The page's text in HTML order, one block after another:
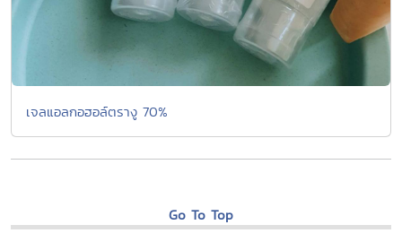
เจลแอลกอฮอล์ตรางู 70%
Go To Top